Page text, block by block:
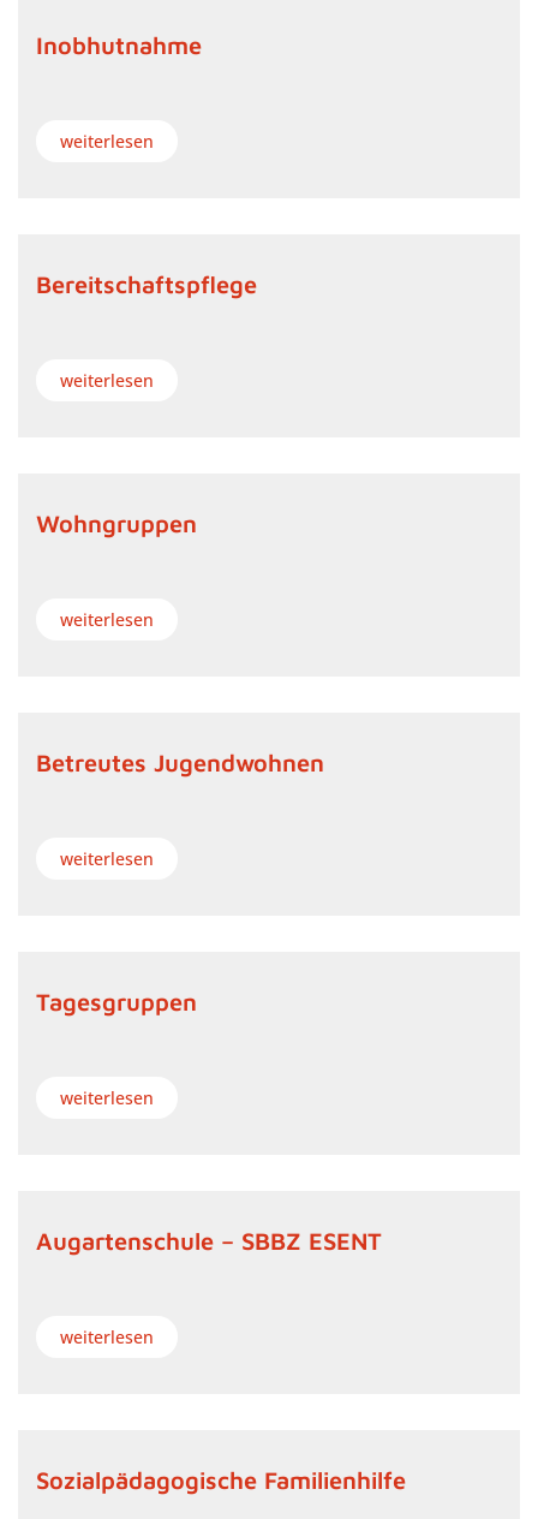
Inobhutnahme
weiterlesen
Bereitschaftspflege
weiterlesen
Wohngruppen
weiterlesen
Betreutes Jugendwohnen
weiterlesen
Tagesgruppen
weiterlesen
Augartenschule – SBBZ ESENT
weiterlesen
Sozialpädagogische Familienhilfe